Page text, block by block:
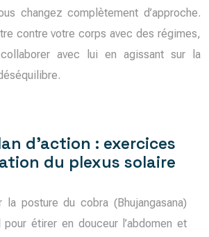
changez complètement d’approche.
contre votre corps avec des régimes,
avec lui en agissant sur la
d’action : exercices
du plexus solaire
la posture du cobra (Bhujangasana)
pour étirer en douceur l’abdomen et